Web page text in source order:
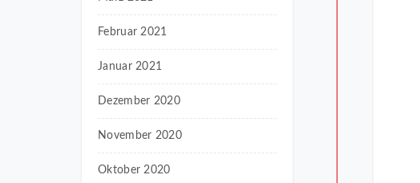
Februar 2021
Januar 2021
Dezember 2020
November 2020
Oktober 2020